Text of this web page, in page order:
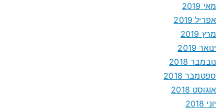
מאי 2019
אפריל 2019
מרץ 2019
ינואר 2019
נובמבר 2018
ספטמבר 2018
אוגוסט 2018
יוני 2018